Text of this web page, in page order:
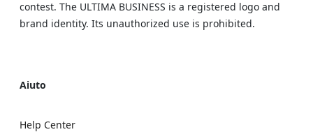
contest. The ULTIMA BUSINESS is a registered logo and
brand identity. Its unauthorized use is prohibited.
Aiuto
Help Center